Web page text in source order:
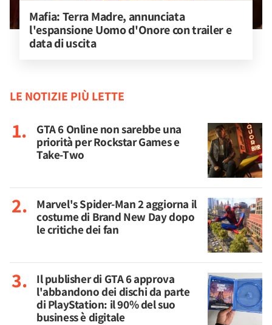
Mafia: Terra Madre, annunciata
l'espansione Uomo d'Onore con trailer e
data di uscita
LE NOTIZIE PIÙ LETTE
GTA 6 Online non sarebbe una
priorità per Rockstar Games e
Take-Two
Marvel's Spider-Man 2 aggiorna il
costume di Brand New Day dopo
le critiche dei fan
Il publisher di GTA 6 approva
l'abbandono dei dischi da parte
di PlayStation: il 90% del suo
business è digitale